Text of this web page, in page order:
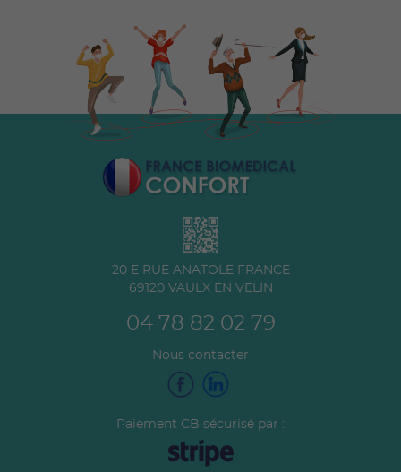
20 E RUE ANATOLE FRANCE
69120 VAULX EN VELIN
04 78 82 02 79
Nous contacter
Paiement CB sécurisé par :